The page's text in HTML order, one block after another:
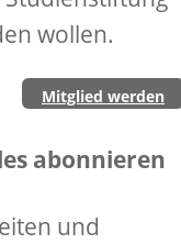
wollen.
Mitglied werden
abonnieren
und